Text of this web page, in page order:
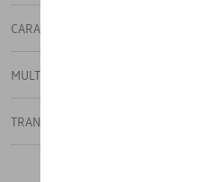
CARAVELLE
MULTIVAN
TRANSPORTER FOURGON